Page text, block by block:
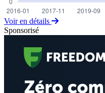
Voir en détails
Sponsorisé